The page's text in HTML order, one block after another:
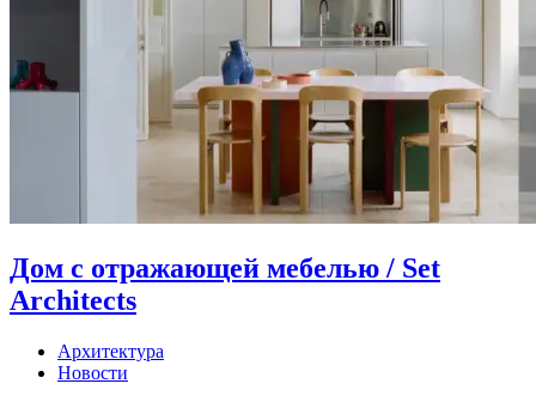
Дом с отражающей мебелью / Set
Architects
Архитектура
Новости